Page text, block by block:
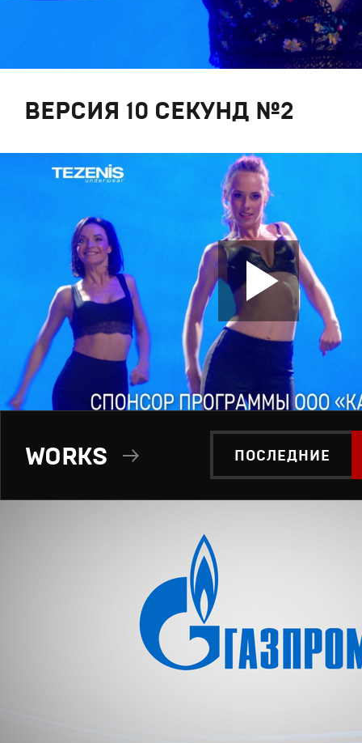
ВЕРСИЯ 10 СЕКУНД №2
ПОСЛЕДНИЕ
WORKS